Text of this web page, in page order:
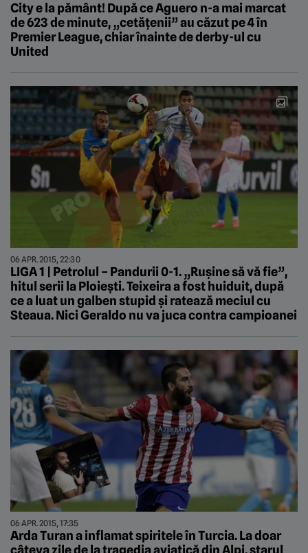
City e la pământ! După ce Aguero n-a mai marcat
de 623 de minute, „cetățenii” au căzut pe 4 în
Premier League, chiar înainte de derby-ul cu
United
06 APR. 2015, 22:30
LIGA 1 | Petrolul – Pandurii 0-1. „Rușine să vă fie”,
hitul serii la Ploiești. Teixeira a fost huiduit, după
ce a luat un galben stupid și ratează meciul cu
Steaua. Nici Geraldo nu va juca contra campioanei
06 APR. 2015, 17:35
Arda Turan a inflamat spiritele în Turcia. La doar
câteva zile de la tragedia aviatică din Alpi, starul